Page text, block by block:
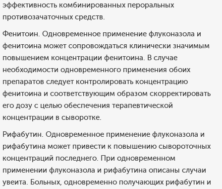
эффективность комбинированных пероральных
противозачаточных средств.
Фенитоин. Одновременное применение флуконазола и
фенитоина может сопровождаться клинически значимым
повышением концентрации фенитоина. В случае
необходимости одновременного применения обоих
препаратов следует контролировать концентрацию
фенитоина и соответствующим образом скорректировать
его дозу с целью обеспечения терапевтической
концентрации в сыворотке.
Рифабутин. Одновременное применение флуконазола и
рифабутина может привести к повышению сывороточных
концентраций последнего. При одновременном
применении флуконазола и рифабутина описаны случаи
увеита. Больных, одновременно получающих рифабутин и